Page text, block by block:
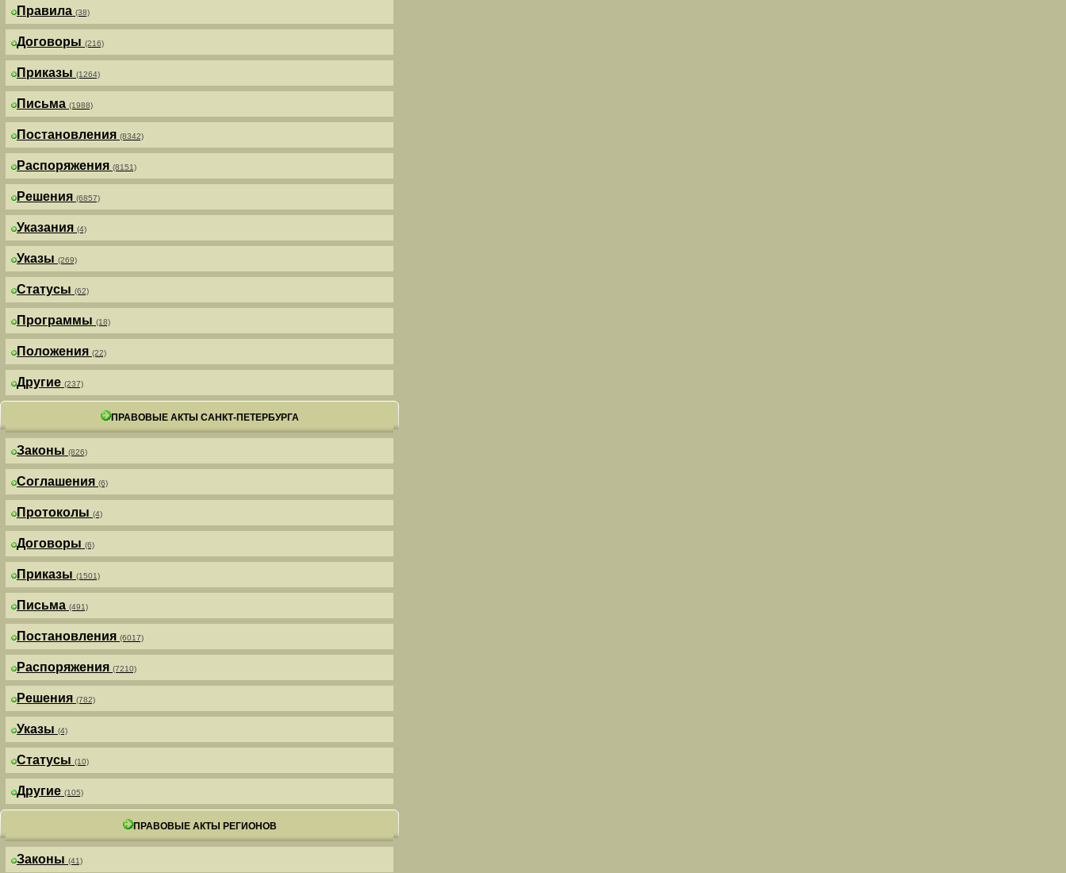
Правила (38)
Договоры (216)
Приказы (1264)
Письма (1988)
Постановления (8342)
Распоряжения (8151)
Решения (6857)
Указания (4)
Указы (269)
Статусы (62)
Программы (18)
Положения (22)
Другие (237)
ПРАВОВЫЕ АКТЫ САНКТ-ПЕТЕРБУРГА
Законы (826)
Соглашения (6)
Протоколы (4)
Договоры (6)
Приказы (1501)
Письма (491)
Постановления (6017)
Распоряжения (7210)
Решения (782)
Указы (4)
Статусы (10)
Другие (105)
ПРАВОВЫЕ АКТЫ РЕГИОНОВ
Законы (41)